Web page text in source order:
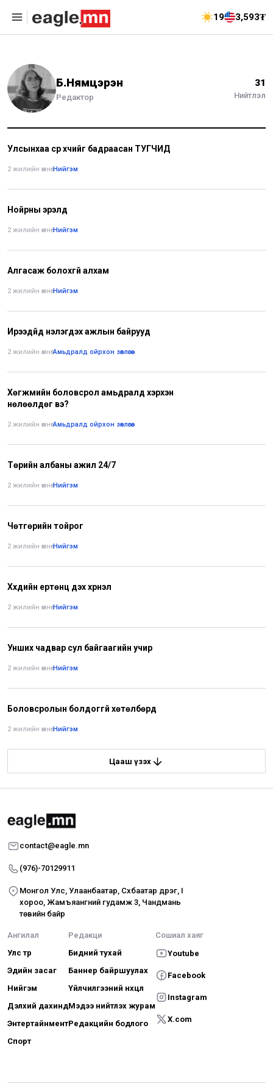
19 3,593₮
Б.Нямцэрэн
Редактор
31
Нийтлэл
Улсынхаа сүр хүчийг бадраасан ТУГЧИД
2 жилийн өмнө•Нийгэм
Нойрны эрэлд
2 жилийн өмнө•Нийгэм
Алгасаж болохгүй алхам
2 жилийн өмнө•Нийгэм
Ирээдүйд үнэлэгдэх ажлын байрууд
2 жилийн өмнө•Амьдралд ойрхон зөвлөгөө
Хөгжмийн боловсрол амьдралд хэрхэн
нөлөөлдөг вэ?
2 жилийн өмнө•Амьдралд ойрхон зөвлөгөө
Төрийн албаны ажил 24/7
2 жилийн өмнө•Нийгэм
Чөтгөрийн тойрог
2 жилийн өмнө•Нийгэм
Хүүхдийн ертөнц дэх хүүрнэл
2 жилийн өмнө•Нийгэм
Унших чадвар сул байгаагийн учир
2 жилийн өмнө•Нийгэм
Боловсролын болдоггүй хөтөлбөрүүд
2 жилийн өмнө•Нийгэм
Цааш үзэх
contact@eagle.mn
(976)-70129911
Монгол Улс, Улаанбаатар, Сүхбаатар дүүрэг, I
хороо, Жамъяангүний гудамж 3, Чандмань
төвийн байр
Ангилал
Улс төр
Эдийн засаг
Нийгэм
Дэлхий дахинд
Энтертайнмент
Спорт
Редакци
Бидний тухай
Баннер байршуулах
Үйлчилгээний нөхцөл
Мэдээ нийтлэх журам
Редакцийн бодлого
Сошиал хаяг
Youtube
Facebook
Instagram
X.com